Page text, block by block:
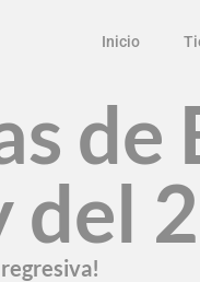
Inicio
de
del